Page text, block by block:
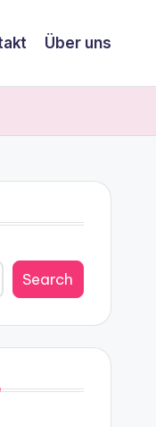
Über uns
Search